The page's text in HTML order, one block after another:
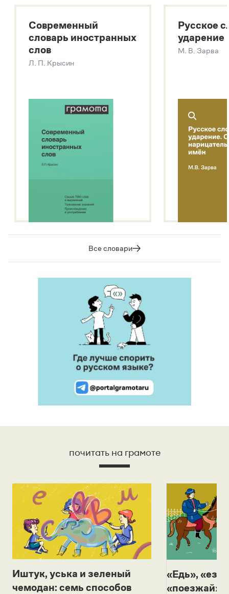
Большой толковый словарь русских глаголов
Современный словарь иностранных слов
Звук – технология синтеза платформы
SaluteSpeech
Современный
словарь иностранных
слов
Л. П. Крысин
Русское
ударение
М. В. Зарва
Все словари
почитать на грамоте
Иштук, уська и зеленый
чемодан: семь способов
«Едь»,
«поезжай»?